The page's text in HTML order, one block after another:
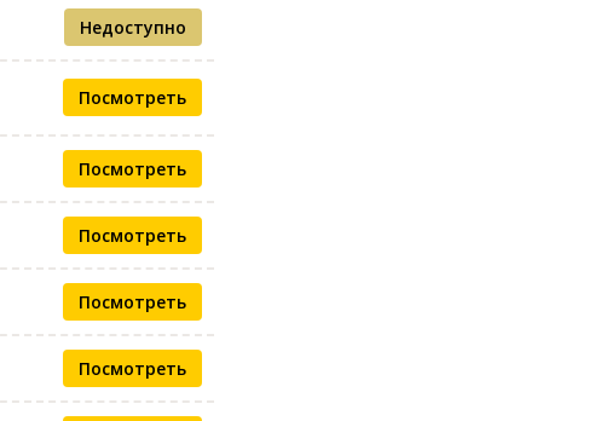
Недоступно
Посмотреть
Посмотреть
Посмотреть
Посмотреть
Посмотреть